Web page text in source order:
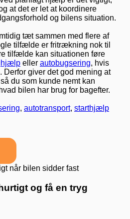
at det er let at koordinere
og bilens situation.
tæt sammen med flere af
tilfælde er fritrækning nok til
tilfælde kan situationen føre
eller autobugsering, hvis
giver det god mening at
du som kunde nemt kan
bilen har brug for bagefter.
, autotransport, starthjælp
og få en tryg